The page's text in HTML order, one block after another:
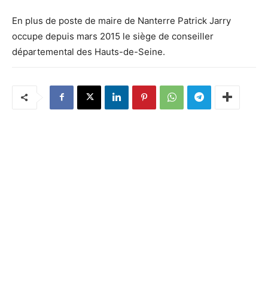
En plus de poste de maire de Nanterre Patrick Jarry
occupe depuis mars 2015 le siège de conseiller
départemental des Hauts-de-Seine.